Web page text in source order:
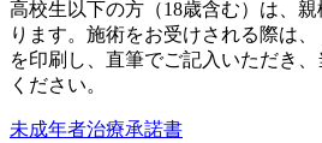
高校生以下の方（18歳含む）は、
ります。施術をお受けされる際は、
を印刷し、直筆でご記入いただき
ください。
未成年者治療承諾書